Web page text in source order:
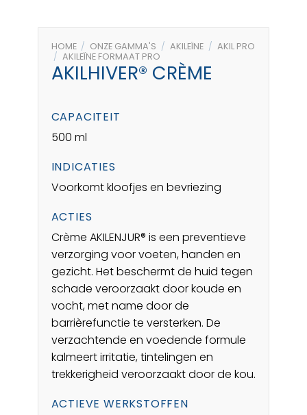
HOME / ONZE GAMMA'S / AKILEÏNE / AKIL PRO
/ AKILEÏNE FORMAAT PRO
AKILHIVER® CRÈME
CAPACITEIT
500 ml
INDICATIES
Voorkomt kloofjes en bevriezing
ACTIES
Crème AKILENJUR® is een preventieve
verzorging voor voeten, handen en
gezicht. Het beschermt de huid tegen
schade veroorzaakt door koude en
vocht, met name door de
barrièrefunctie te versterken. De
verzachtende en voedende formule
kalmeert irritatie, tintelingen en
trekkerigheid veroorzaakt door de kou.
ACTIEVE WERKSTOFFEN